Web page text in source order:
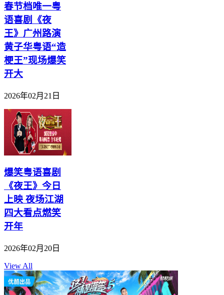
春节档唯一粤
语喜剧《夜
王》广州路演
黄子华粤语“造
梗王”现场爆笑
开大
2026年02月21日
爆笑粤语喜剧
《夜王》今日
上映 夜场江湖
四大看点燃笑
开年
2026年02月20日
View All